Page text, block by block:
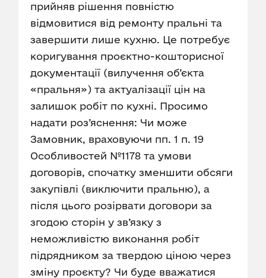
прийняв рішення повністю
відмовитися від ремонту пральні та
завершити лише кухню. Це потребує
коригування проєктно-кошторисної
документації (вилучення об’єкта
«пральня») та актуалізації цін на
залишок робіт по кухні. Просимо
надати роз’яснення: Чи може
Замовник, враховуючи пп. 1 п. 19
Особливостей №1178 та умови
договорів, спочатку зменшити обсяги
закупівлі (виключити пральню), а
після цього розірвати договори за
згодою сторін у зв’язку з
неможливістю виконання робіт
підрядником за твердою ціною через
зміну проєкту? Чи буде вважатися